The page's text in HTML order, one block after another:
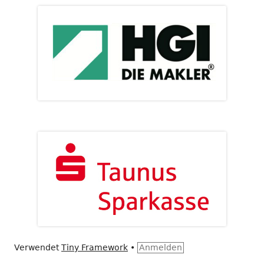
VerwendetTiny Framework • Anmelden